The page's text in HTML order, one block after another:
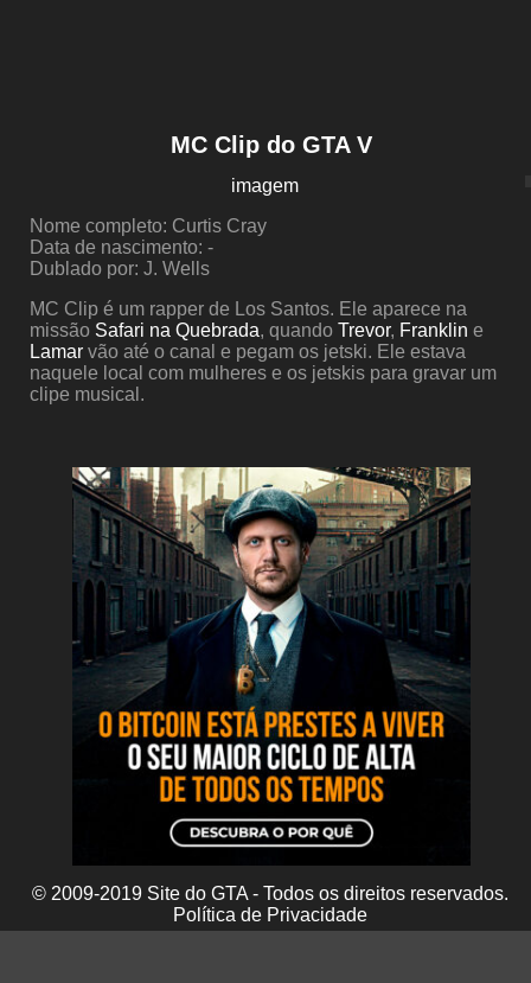
MC Clip do GTA V
imagem
Nome completo: Curtis Cray
Data de nascimento: -
Dublado por: J. Wells
MC Clip é um rapper de Los Santos. Ele aparece na
missão Safari na Quebrada, quando Trevor, Franklin e
Lamar vão até o canal e pegam os jetski. Ele estava
naquele local com mulheres e os jetskis para gravar um
clipe musical.
© 2009-2019 Site do GTA - Todos os direitos reservados.
Política de Privacidade